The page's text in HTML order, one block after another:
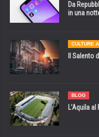
Da
in una
CULTURE
Il Salento
BLOG
L’Aquila